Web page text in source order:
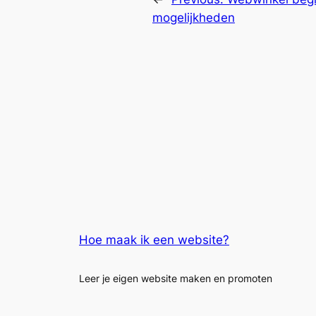
mogelijkheden
Hoe maak ik een website?
Leer je eigen website maken en promoten